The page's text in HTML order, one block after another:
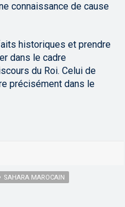
connaissance de cause
historiques et prendre
dans le cadre
du Roi. Celui de
précisément dans le
SAHARA MAROCAIN